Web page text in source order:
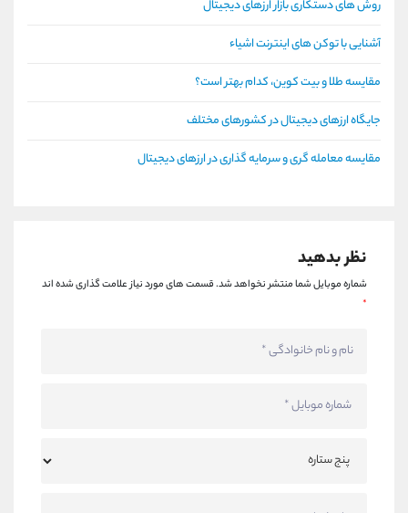
روش های دستکاری بازار ارزهای دیجیتال
آشنایی با توکن های اینترنت اشیاء
مقایسه طلا و بیت کوین، کدام بهتر است؟
جایگاه ارزهای دیجیتال در کشورهای مختلف
مقایسه معامله گری و سرمایه گذاری در ارزهای دیجیتال
نظر بدهید
شماره موبایل شما منتشر نخواهد شد.قسمت های مورد نیاز علامت گذاری شده اند
*